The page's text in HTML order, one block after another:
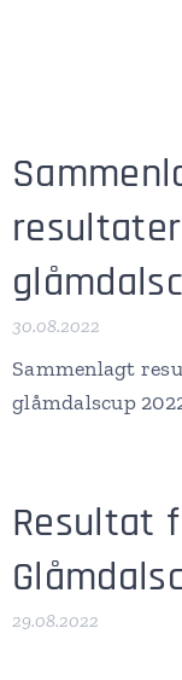
resultater
30.08.2022
Sammenlagt
glåmdalscup
Resultat
29.08.2022